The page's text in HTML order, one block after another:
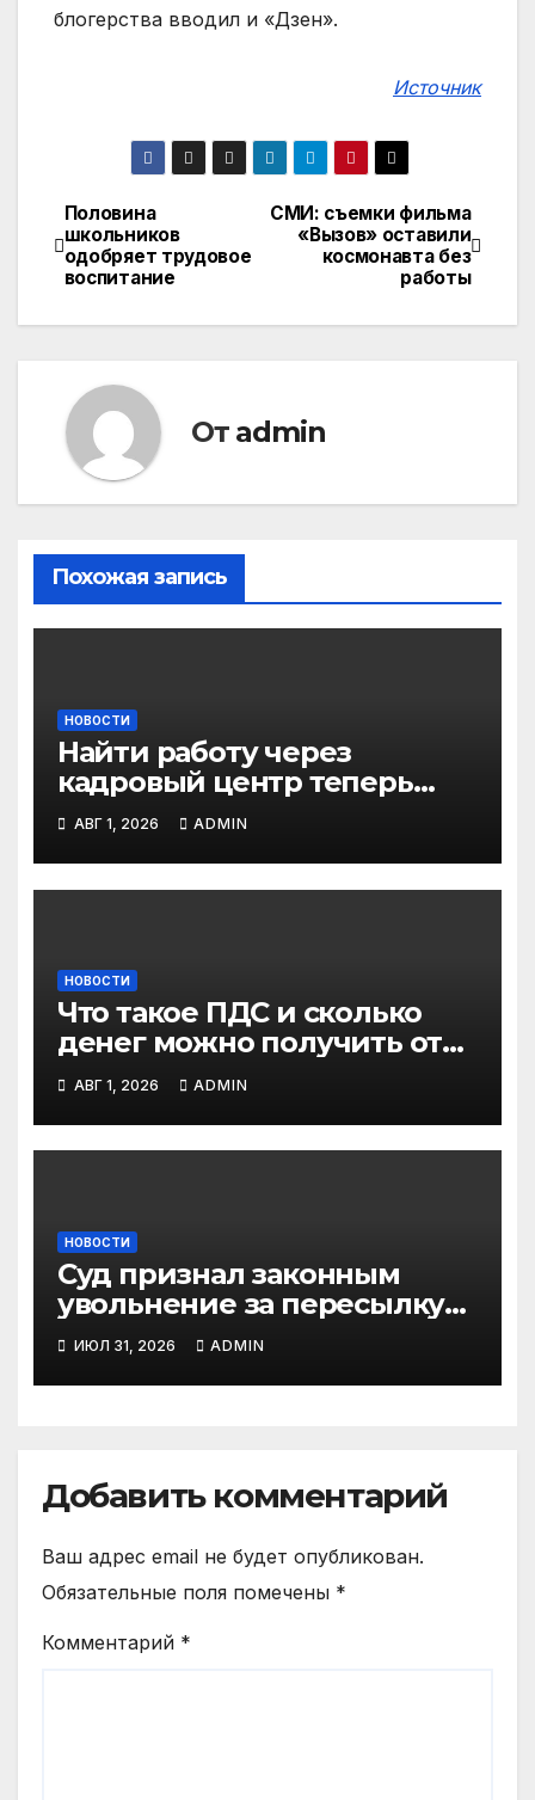
блогерства вводил и «Дзен».
Источник
Навигация
по
записям
СМИ: съемки фильма
«Вызов» оставили
космонавта без
работы
Половина
школьников
одобряет трудовое
воспитание
От admin
Похожая запись
НОВОСТИ
Найти работу через
кадровый центр теперь
можно в два раза быстрее
АВГ 1, 2026 ADMIN
НОВОСТИ
Что такое ПДС и сколько
денег можно получить от
государства?
АВГ 1, 2026 ADMIN
НОВОСТИ
Суд признал законным
увольнение за пересылку
рабочих файлов на личную
почту
ИЮЛ 31, 2026 ADMIN
Добавить комментарий
Ваш адрес email не будет опубликован.
Обязательные поля помечены *
Комментарий *